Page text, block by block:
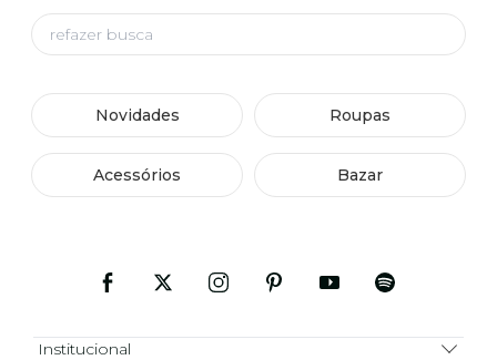
Novidades Roupas
Acessórios Bazar
Institucional